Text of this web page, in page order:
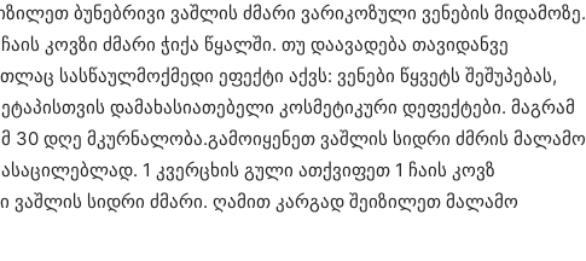
ბუნებრივი ვაშლის ძმარი ვარიკოზული ვენების მიდამოზე.
კოვზი ძმარი ჭიქა წყალში. თუ დაავადება თავიდანვე
სასწაულმოქმედი ეფექტი აქვს: ვენები წყვეტს შეშუპებას,
დამახასიათებელი კოსმეტიკური დეფექტები. მაგრამ
30 დღე მკურნალობა.გამოიყენეთ ვაშლის სიდრი ძმრის მალამო
1 კვერცხის გული ათქვიფეთ 1 ჩაის კოვზ
ვაშლის სიდრი ძმარი. ღამით კარგად შეიზილეთ მალამო